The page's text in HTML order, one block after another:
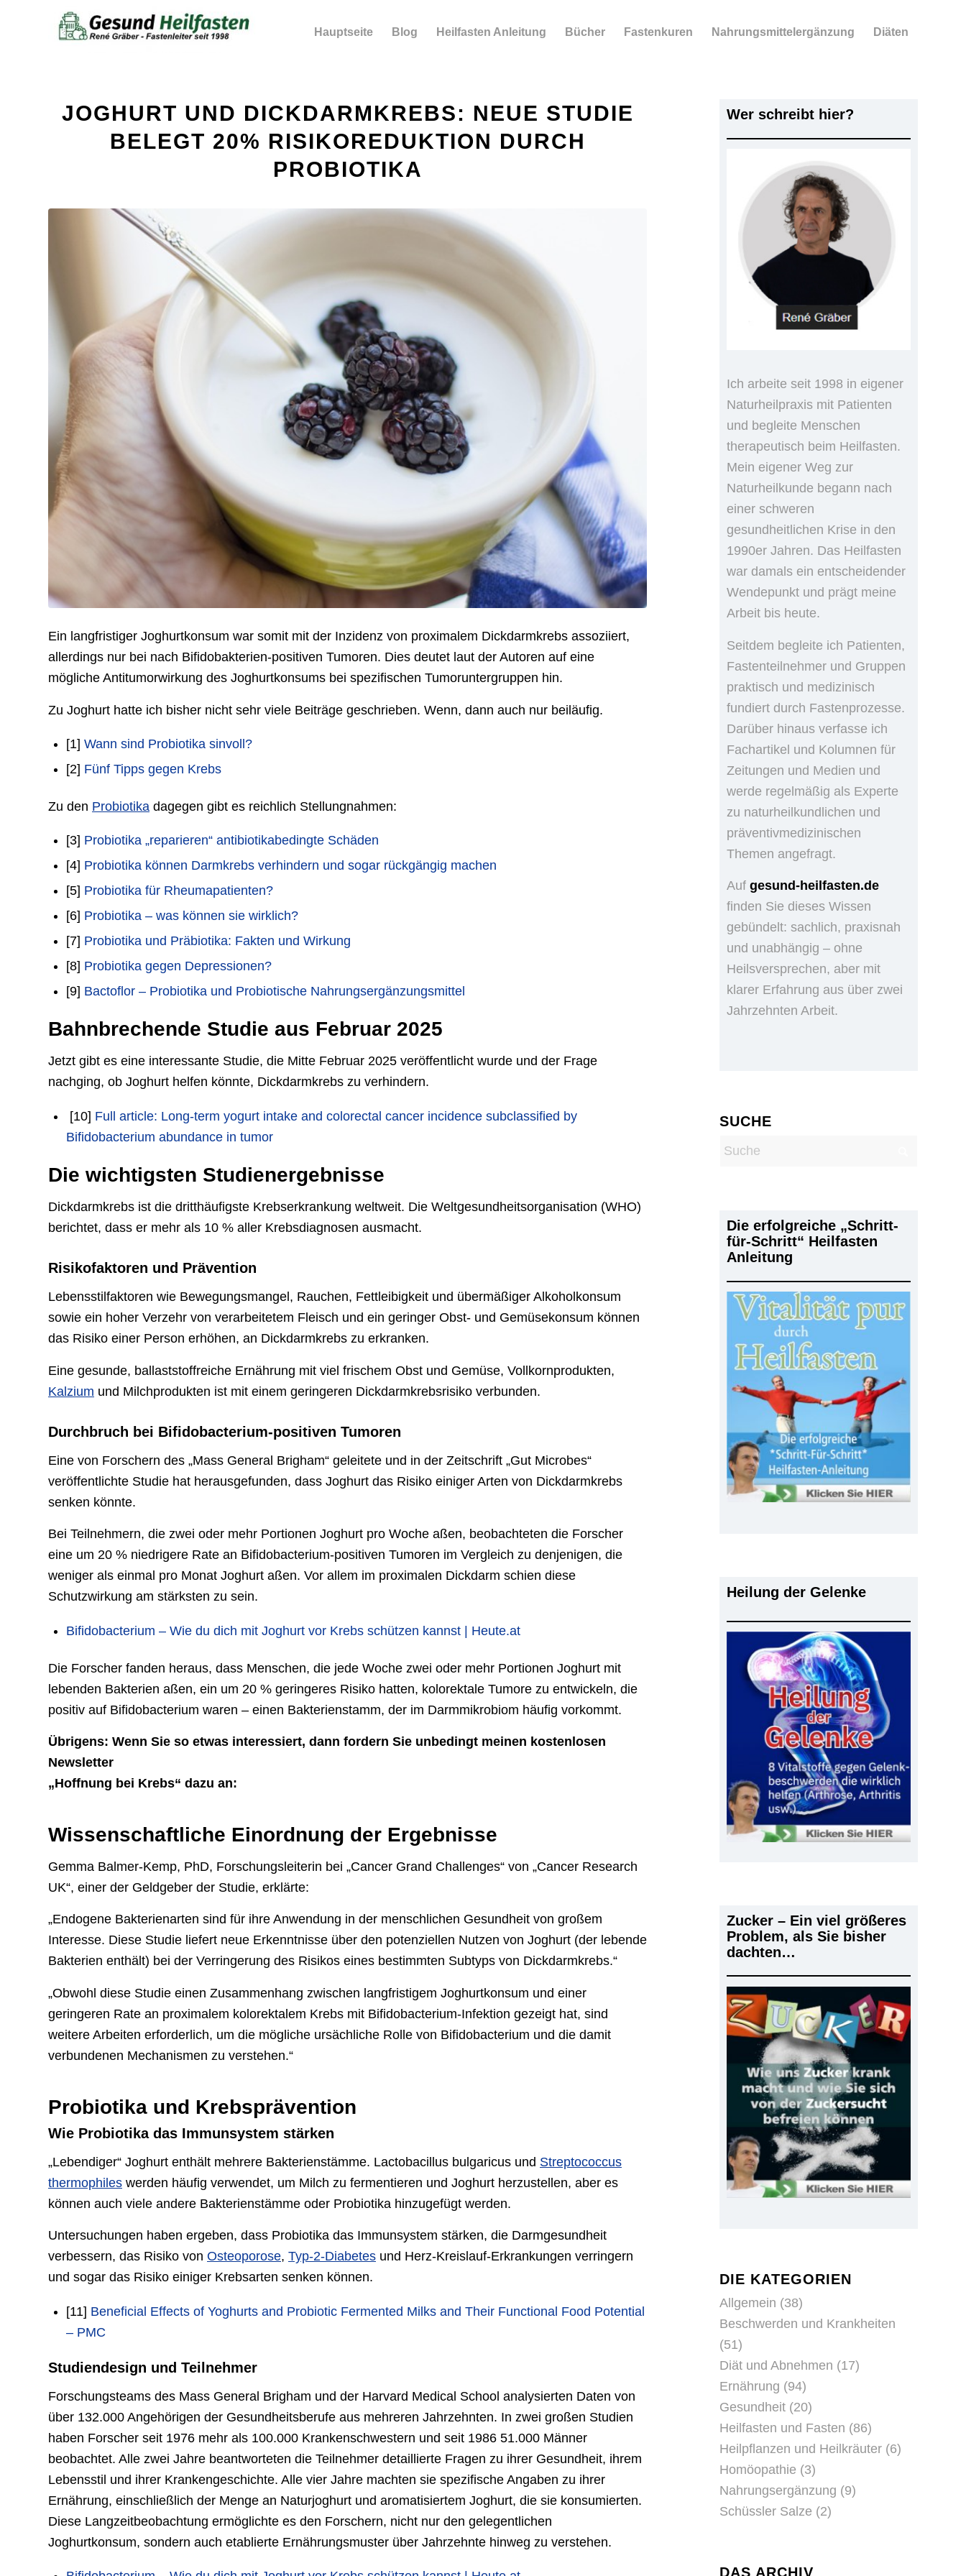
Hauptseite Blog Heilfasten Anleitung Bücher Fastenkuren Nahrungsmittelergänzung Diäten
JOGHURT UND DICKDARMKREBS: NEUE STUDIE
BELEGT 20% RISIKOREDUKTION DURCH
PROBIOTIKA
Ein langfristiger Joghurtkonsum war somit mit der Inzidenz von proximalem Dickdarmkrebs assoziiert,
allerdings nur bei nach Bifidobakterien-positiven Tumoren. Dies deutet laut der Autoren auf eine
mögliche Antitumorwirkung des Joghurtkonsums bei spezifischen Tumoruntergruppen hin.
Zu Joghurt hatte ich bisher nicht sehr viele Beiträge geschrieben. Wenn, dann auch nur beiläufig.
[1] Wann sind Probiotika sinvoll?
[2] Fünf Tipps gegen Krebs
Zu den Probiotika dagegen gibt es reichlich Stellungnahmen:
[3] Probiotika „reparieren“ antibiotikabedingte Schäden
[4] Probiotika können Darmkrebs verhindern und sogar rückgängig machen
[5] Probiotika für Rheumapatienten?
[6] Probiotika – was können sie wirklich?
[7] Probiotika und Präbiotika: Fakten und Wirkung
[8] Probiotika gegen Depressionen?
[9] Bactoflor – Probiotika und Probiotische Nahrungsergänzungsmittel
Bahnbrechende Studie aus Februar 2025
Jetzt gibt es eine interessante Studie, die Mitte Februar 2025 veröffentlicht wurde und der Frage
nachging, ob Joghurt helfen könnte, Dickdarmkrebs zu verhindern.
[10] Full article: Long-term yogurt intake and colorectal cancer incidence subclassified by
Bifidobacterium abundance in tumor
Die wichtigsten Studienergebnisse
Dickdarmkrebs ist die dritthäufigste Krebserkrankung weltweit. Die Weltgesundheitsorganisation (WHO)
berichtet, dass er mehr als 10 % aller Krebsdiagnosen ausmacht.
Risikofaktoren und Prävention
Lebensstilfaktoren wie Bewegungsmangel, Rauchen, Fettleibigkeit und übermäßiger Alkoholkonsum
sowie ein hoher Verzehr von verarbeitetem Fleisch und ein geringer Obst- und Gemüsekonsum können
das Risiko einer Person erhöhen, an Dickdarmkrebs zu erkranken.
Eine gesunde, ballaststoffreiche Ernährung mit viel frischem Obst und Gemüse, Vollkornprodukten,
Kalzium und Milchprodukten ist mit einem geringeren Dickdarmkrebsrisiko verbunden.
Durchbruch bei Bifidobacterium-positiven Tumoren
Eine von Forschern des „Mass General Brigham“ geleitete und in der Zeitschrift „Gut Microbes“
veröffentlichte Studie hat herausgefunden, dass Joghurt das Risiko einiger Arten von Dickdarmkrebs
senken könnte.
Bei Teilnehmern, die zwei oder mehr Portionen Joghurt pro Woche aßen, beobachteten die Forscher
eine um 20 % niedrigere Rate an Bifidobacterium-positiven Tumoren im Vergleich zu denjenigen, die
weniger als einmal pro Monat Joghurt aßen. Vor allem im proximalen Dickdarm schien diese
Schutzwirkung am stärksten zu sein.
Bifidobacterium – Wie du dich mit Joghurt vor Krebs schützen kannst | Heute.at
Die Forscher fanden heraus, dass Menschen, die jede Woche zwei oder mehr Portionen Joghurt mit
lebenden Bakterien aßen, ein um 20 % geringeres Risiko hatten, kolorektale Tumore zu entwickeln, die
positiv auf Bifidobacterium waren – einen Bakterienstamm, der im Darmmikrobiom häufig vorkommt.
Übrigens: Wenn Sie so etwas interessiert, dann fordern Sie unbedingt meinen kostenlosen
Newsletter
„Hoffnung bei Krebs“ dazu an:
Wissenschaftliche Einordnung der Ergebnisse
Gemma Balmer-Kemp, PhD, Forschungsleiterin bei „Cancer Grand Challenges“ von „Cancer Research
UK“, einer der Geldgeber der Studie, erklärte:
„Endogene Bakterienarten sind für ihre Anwendung in der menschlichen Gesundheit von großem
Interesse. Diese Studie liefert neue Erkenntnisse über den potenziellen Nutzen von Joghurt (der lebende
Bakterien enthält) bei der Verringerung des Risikos eines bestimmten Subtyps von Dickdarmkrebs.“
„Obwohl diese Studie einen Zusammenhang zwischen langfristigem Joghurtkonsum und einer
geringeren Rate an proximalem kolorektalem Krebs mit Bifidobacterium-Infektion gezeigt hat, sind
weitere Arbeiten erforderlich, um die mögliche ursächliche Rolle von Bifidobacterium und die damit
verbundenen Mechanismen zu verstehen.“
Probiotika und Krebsprävention
Wie Probiotika das Immunsystem stärken
„Lebendiger“ Joghurt enthält mehrere Bakterienstämme. Lactobacillus bulgaricus und Streptococcus
thermophiles werden häufig verwendet, um Milch zu fermentieren und Joghurt herzustellen, aber es
können auch viele andere Bakterienstämme oder Probiotika hinzugefügt werden.
Untersuchungen haben ergeben, dass Probiotika das Immunsystem stärken, die Darmgesundheit
verbessern, das Risiko von Osteoporose, Typ-2-Diabetes und Herz-Kreislauf-Erkrankungen verringern
und sogar das Risiko einiger Krebsarten senken können.
[11] Beneficial Effects of Yoghurts and Probiotic Fermented Milks and Their Functional Food Potential
– PMC
Studiendesign und Teilnehmer
Forschungsteams des Mass General Brigham und der Harvard Medical School analysierten Daten von
über 132.000 Angehörigen der Gesundheitsberufe aus mehreren Jahrzehnten. In zwei großen Studien
haben Forscher seit 1976 mehr als 100.000 Krankenschwestern und seit 1986 51.000 Männer
beobachtet. Alle zwei Jahre beantworteten die Teilnehmer detaillierte Fragen zu ihrer Gesundheit, ihrem
Lebensstil und ihrer Krankengeschichte. Alle vier Jahre machten sie spezifische Angaben zu ihrer
Ernährung, einschließlich der Menge an Naturjoghurt und aromatisiertem Joghurt, die sie konsumierten.
Diese Langzeitbeobachtung ermöglichte es den Forschern, nicht nur den gelegentlichen
Joghurtkonsum, sondern auch etablierte Ernährungsmuster über Jahrzehnte hinweg zu verstehen.
Wer schreibt hier?
Ich arbeite seit 1998 in eigener
Naturheilpraxis mit Patienten
und begleite Menschen
therapeutisch beim Heilfasten.
Mein eigener Weg zur
Naturheilkunde begann nach
einer schweren
gesundheitlichen Krise in den
1990er Jahren. Das Heilfasten
war damals ein entscheidender
Wendepunkt und prägt meine
Arbeit bis heute.
Seitdem begleite ich Patienten,
Fastenteilnehmer und Gruppen
praktisch und medizinisch
fundiert durch Fastenprozesse.
Darüber hinaus verfasse ich
Fachartikel und Kolumnen für
Zeitungen und Medien und
werde regelmäßig als Experte
zu naturheilkundlichen und
präventivmedizinischen
Themen angefragt.
Aufgesund-heilfasten.de
finden Sie dieses Wissen
gebündelt: sachlich, praxisnah
und unabhängig – ohne
Heilsversprechen, aber mit
klarer Erfahrung aus über zwei
Jahrzehnten Arbeit.
SUCHE
Die erfolgreiche „Schritt-
für-Schritt“ Heilfasten
Anleitung
Heilung der Gelenke
Zucker – Ein viel größeres
Problem, als Sie bisher
dachten…
DIE KATEGORIEN
Allgemein (38)
Beschwerden und Krankheiten
(51)
Diät und Abnehmen (17)
Ernährung (94)
Gesundheit (20)
Heilfasten und Fasten (86)
Heilpflanzen und Heilkräuter (6)
Homöopathie (3)
Nahrungsergänzung (9)
Schüssler Salze (2)
DAS ARCHIV